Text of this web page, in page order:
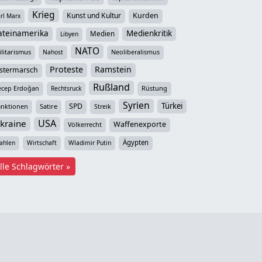
Marx Krieg Kunst und Kultur Kurden
Libyen Medien Medienkritik
Nahost NATO Neoliberalismus
Proteste Ramstein
Erdoğan Rechtsruck Rußland Rüstung
Satire SPD Streik Syrien Türkei
USA Völkerrecht Waffenexporte
Wirtschaft Wladimir Putin Ägypten
Schlagwörter »